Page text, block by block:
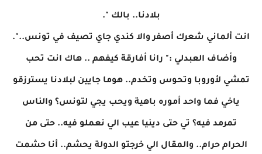
بلادنا.. بالك ".
انت ألماني شعرك أصفر والا كندي جاي تصيف في تونس..".
وأضاف العبدلي :" رانا أفارقة كيفهم .. هاك انت تحب
تمشي لأوروبا وتحوس وتخدم.. هوما جايين لبلادنا يسترزقو
ياخي فما واحد أموره باهية ويحب يجي لتونس؟ والناس
تمرمد فيه؟ تي حتى دينيا عيب الي نعملو فيه.. حتى من
الحرام حرام.. والمقال الي خرجتو الدولة يحشم.. أنا حشمت